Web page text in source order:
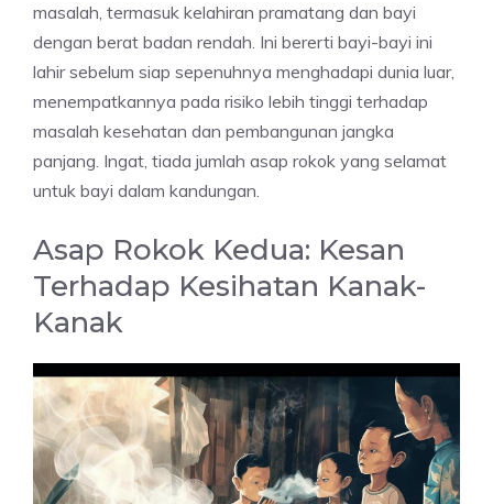
masalah, termasuk kelahiran pramatang dan bayi
dengan berat badan rendah. Ini bererti bayi-bayi ini
lahir sebelum siap sepenuhnya menghadapi dunia luar,
menempatkannya pada risiko lebih tinggi terhadap
masalah kesehatan dan pembangunan jangka
panjang. Ingat, tiada jumlah asap rokok yang selamat
untuk bayi dalam kandungan.
Asap Rokok Kedua: Kesan
Terhadap Kesihatan Kanak-
Kanak